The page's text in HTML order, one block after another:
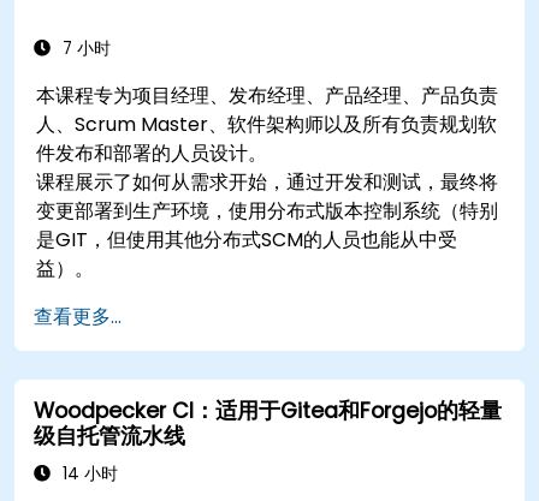
7 小时
本课程专为项目经理、发布经理、产品经理、产品负责
人、Scrum Master、软件架构师以及所有负责规划软
件发布和部署的人员设计。
课程展示了如何从需求开始，通过开发和测试，最终将
变更部署到生产环境，使用分布式版本控制系统（特别
是GIT，但使用其他分布式SCM的人员也能从中受
益）。
查看更多...
Woodpecker CI：适用于Gitea和Forgejo的轻量
级自托管流水线
14 小时